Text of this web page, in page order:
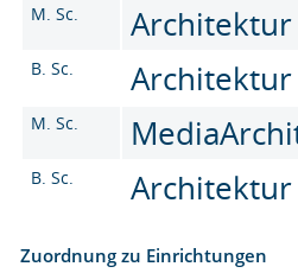
M. Sc. Architektur
B. Sc. Architektur
M. Sc.
B. Sc. Architektur
Zuordnung zu Einrichtungen